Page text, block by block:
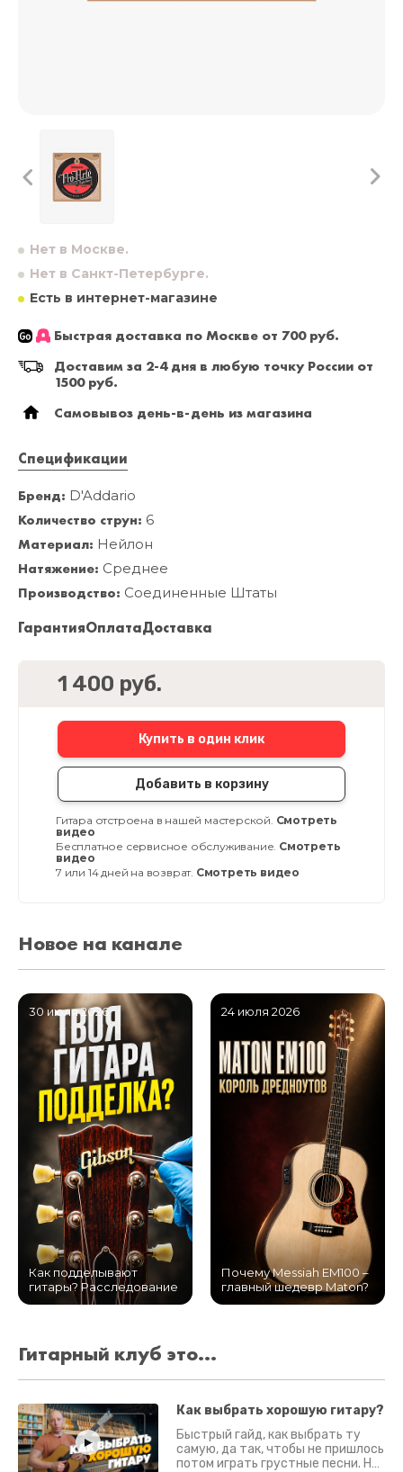
Нет в Москве.
Нет в Санкт-Петербурге.
Есть в интернет-магазине
Быстрая доставка по Москве от 700 руб.
Доставим за 2-4 дня в любую точку России от
1500 руб.
Самовывоз день-в-день из магазина
Спецификации
Бренд: D'Addario
Количество струн: 6
Материал: Нейлон
Натяжение: Среднее
Производство: Соединенные Штаты
ГарантияОплатаДоставка
1 400 руб.
Купить в один клик
Добавить в корзину
Гитара отстроена в нашей мастерской. Смотреть
видео
Бесплатное сервисное обслуживание. Смотреть
видео
7 или 14 дней на возврат. Смотреть видео
Новое на канале
30 июля 2026
Как подделывают
гитары? Расследование
24 июля 2026
Почему Messiah EM100 –
главный шедевр Maton?
Гитарный клуб это...
Как выбрать хорошую гитару?
Быстрый гайд, как выбрать ту
самую, да так, чтобы не пришлось
потом играть грустные песни. На